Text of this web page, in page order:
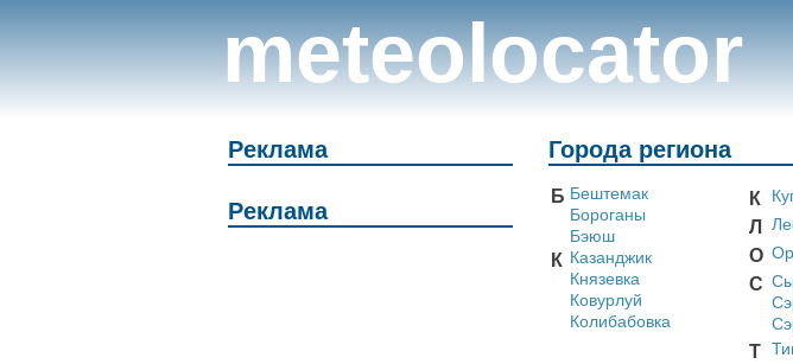
meteolocator
Реклама
Реклама
Города региона
Б Бештемак
Бороганы
Бэюш
К Казанджик
Князевка
Ковурлуй
Колибабовка
К
Л
О
С
Т